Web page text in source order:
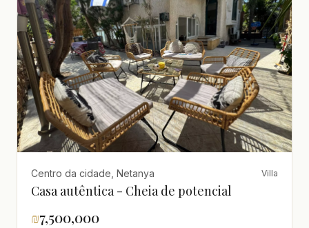
Centro da cidade, Netanya Villa
Casa autêntica - Cheia de potencial
₪7,500,000